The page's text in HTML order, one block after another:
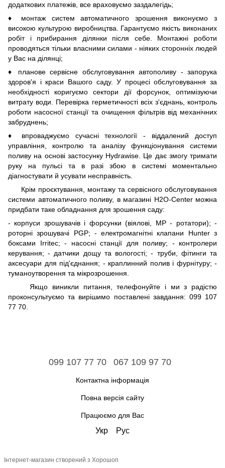
додаткових платежів, все враховуємо заздалегідь;
♦ монтаж систем автоматичного зрошення виконуємо з
високою культурою виробництва. Гарантуємо якість виконаних
робіт і прибирання ділянки після себе. Монтажні роботи
проводяться тільки власними силами - ніяких сторонніх людей
у Вас на ділянці;
♦ планове сервісне обслуговування автополиву - запорука
здоров'я і краси Вашого саду. У процесі обслуговування за
необхідності коригуємо сектори дії форсунок, оптимізуючи
витрату води. Перевірка герметичності всіх з'єднань, контроль
роботи насосної станції та очищення фільтрів від механічних
забруднень;
♦ впроваджуємо сучасні технології - віддалений доступ
управління, контролю та аналізу функціонування системи
поливу на основі застосунку Hydrawise. Це дає змогу тримати
руку на пульсі та в разі збою в системі моментально
діагностувати й усувати несправність.
Крім проєктування, монтажу та сервісного обслуговування
системи автоматичного поливу, в магазині H2O-Center можна
придбати таке обладнання для зрошення саду:
- корпуси зрошувачів і форсунки (віялові, MP - ротатори); -
роторні зрошувачі PGP; - електромагнітні клапани Hunter з
боксами Irritec; - насосні станції для поливу; - контролери
керування; - датчики дощу та вологості; - труби, фітинги та
аксесуари для під'єднання; - краплинний полив і фурнітуру; -
туманоутворення та мікрозрошення.
Якщо виникли питання, телефонуйте і ми з радістю
проконсультуємо та вирішимо поставлені завдання: 099 107
77 70.
099 107 77 70 067 109 97 70
Контактна інформація
Повна версія сайту
Працюємо для Вас
Укр Рус
Інтернет-магазин створений з Хорошоп